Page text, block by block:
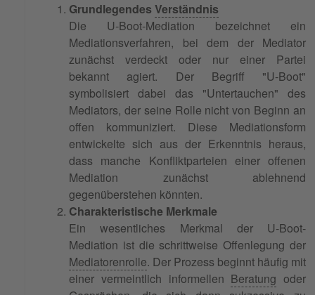
Grundlegendes Verständnis
Die U-Boot-Mediation bezeichnet ein
Mediationsverfahren, bei dem der Mediator
zunächst verdeckt oder nur einer Partei
bekannt agiert. Der Begriff "U-Boot"
symbolisiert dabei das "Untertauchen" des
Mediators, der seine Rolle nicht von Beginn an
offen kommuniziert. Diese Mediationsform
entwickelte sich aus der Erkenntnis heraus,
dass manche Konfliktparteien einer offenen
Mediation zunächst ablehnend
gegenüberstehen könnten.
Charakteristische Merkmale
Ein wesentliches Merkmal der U-Boot-
Mediation ist die schrittweise Offenlegung der
Mediatorenrolle. Der Prozess beginnt häufig mit
einer vermeintlich informellen Beratung oder